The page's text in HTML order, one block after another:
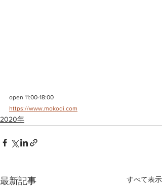
open 11:00-18:00
https://www.mokodi.com
2020年
最新記事 すべて表示